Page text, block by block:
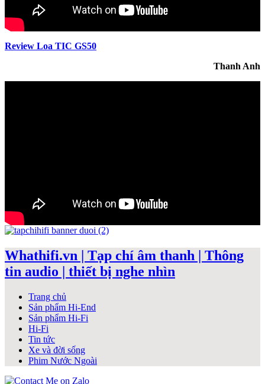
Review Loa TIC GS50
Thanh Anh
Whathifi.vn | Tạp chí âm thanh | Thông
tin audio | thiết bị nghe nhìn
Trang chủ
Sản phẩm Hi-End
Sản phẩm Hi-Fi
Hi-Fi
Tin tức
Xe và đời sống
Phim Nước Ngoài